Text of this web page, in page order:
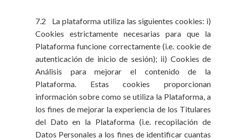
7.2 La plataforma utiliza las siguientes cookies: i)
Cookies estrictamente necesarias para que la
Plataforma funcione correctamente (i.e. cookie de
autenticación de inicio de sesión); ii) Cookies de
Análisis para mejorar el contenido de la
Plataforma. Estas cookies proporcionan
información sobre como se utiliza la Plataforma, a
los fines de mejorar la experiencia de los Titulares
del Dato en la Plataforma (i.e. recopilación de
Datos Personales a los fines de identificar cuantas